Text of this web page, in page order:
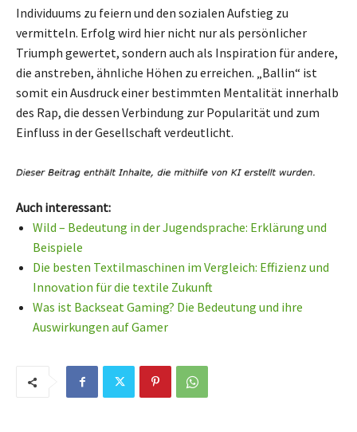
Individuums zu feiern und den sozialen Aufstieg zu
vermitteln. Erfolg wird hier nicht nur als persönlicher
Triumph gewertet, sondern auch als Inspiration für andere,
die anstreben, ähnliche Höhen zu erreichen. „Ballin“ ist
somit ein Ausdruck einer bestimmten Mentalität innerhalb
des Rap, die dessen Verbindung zur Popularität und zum
Einfluss in der Gesellschaft verdeutlicht.
Auch interessant:
Wild – Bedeutung in der Jugendsprache: Erklärung und
Beispiele
Die besten Textilmaschinen im Vergleich: Effizienz und
Innovation für die textile Zukunft
Was ist Backseat Gaming? Die Bedeutung und ihre
Auswirkungen auf Gamer